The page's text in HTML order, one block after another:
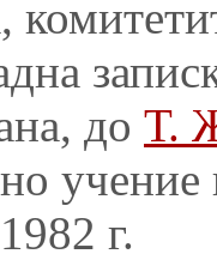
до Т.
учение
г.